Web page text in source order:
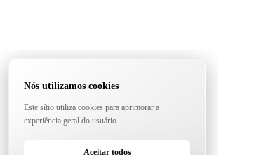
Nós utilizamos cookies
Este sítio utiliza cookies para aprimorar a
experiência geral do usuário.
Aceitar todos